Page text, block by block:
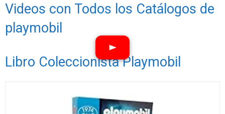
Videos con Todos los Catálogos de
playmobil
Libro Coleccionista Playmobil